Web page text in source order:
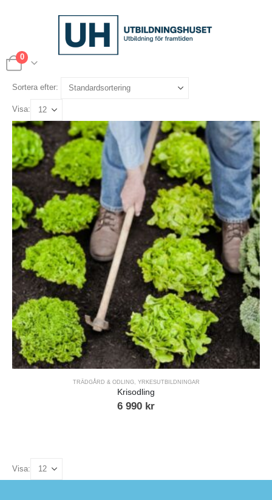
0
Sortera efter:
Visa:
TRÄDGÅRD & ODLING, YRKESUTBILDNINGAR
Krisodling
6 990 kr
Visa: